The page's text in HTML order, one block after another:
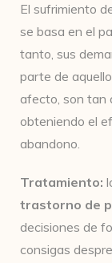
El sufrimiento
se basa en el
tanto, sus
parte de
afecto, son tan
obteniendo el
abandono.
Tratamiento:
trastorno de
decisiones de
consigas